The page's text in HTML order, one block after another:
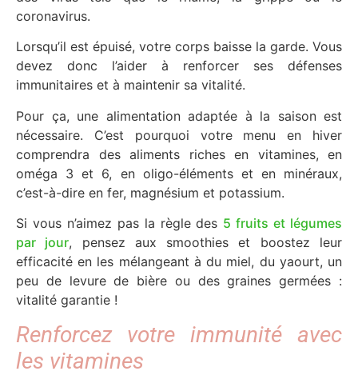
coronavirus.
Lorsqu’il est épuisé, votre corps baisse la garde. Vous
devez donc l’aider à renforcer ses défenses
immunitaires et à maintenir sa vitalité.
Pour ça, une alimentation adaptée à la saison est
nécessaire. C’est pourquoi votre menu en hiver
comprendra des aliments riches en vitamines, en
oméga 3 et 6, en oligo-éléments et en minéraux,
c’est-à-dire en fer, magnésium et potassium.
Si vous n’aimez pas la règle des 5 fruits et légumes
par jour, pensez aux smoothies et boostez leur
efficacité en les mélangeant à du miel, du yaourt, un
peu de levure de bière ou des graines germées :
vitalité garantie !
Renforcez votre immunité avec
les vitamines